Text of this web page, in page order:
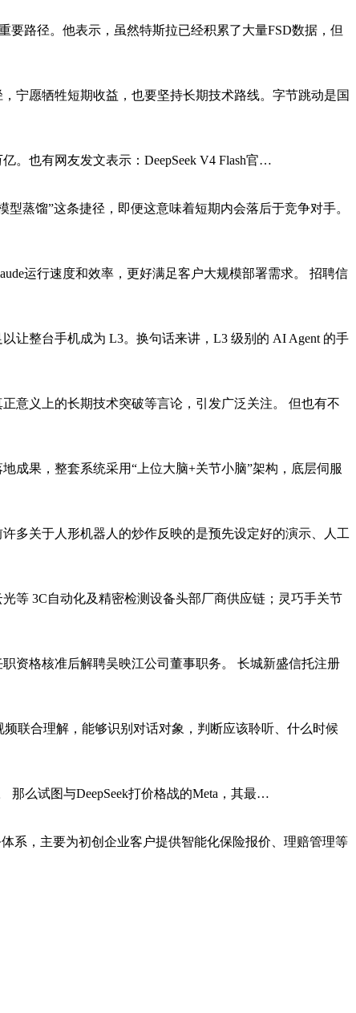
要路径。他表示，虽然特斯拉已经积累了大量FSD数据，但
宁愿牺牲短期收益，也要坚持长期技术路线。字节跳动是国
。也有网友发文表示：DeepSeek V4 Flash官…
蒸馏”这条捷径，即便这意味着短期内会落后于竞争对手。
运行速度和效率，更好满足客户大规模部署需求。 招聘信
让整台手机成为 L3。换句话来讲，L3 级别的 AI Agent 的手
意义上的长期技术突破等言论，引发广泛关注。 但也有不
成果，整套系统采用“上位大脑+关节小脑”架构，底层伺服
多关于人形机器人的炒作反映的是预先设定好的演示、人工
等 3C自动化及精密检测设备头部厂商供应链；灵巧手关节
资格核准后解聘吴映江公司董事职务。 长城新盛信托注册
频联合理解，能够识别对话对象，判断应该聆听、什么时候
那么试图与DeepSeek打价格战的Meta，其最…
系，主要为初创企业客户提供智能化保险报价、理赔管理等